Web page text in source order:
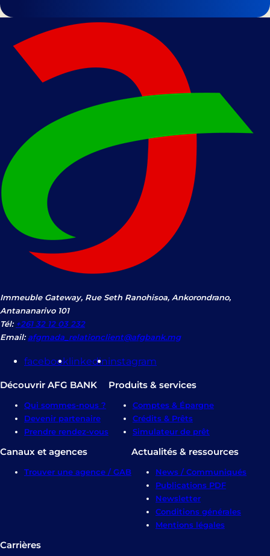
Immeuble Gateway, Rue Seth Ranohisoa, Ankorondrano,
Antananarivo 101
Tél: +261 32 12 03 232
Email: afgmada_relationclient@afgbank.mg
facebooklinkedininstagram
Découvrir AFG BANK
Qui sommes-nous ?
Devenir partenaire
Prendre rendez-vous
Produits & services
Comptes & Épargne
Crédits & Prêts
Simulateur de prêt
Canaux et agences
Trouver une agence / GAB
Actualités & ressources
News / Communiqués
Publications PDF
Newsletter
Conditions générales
Mentions légales
Carrières